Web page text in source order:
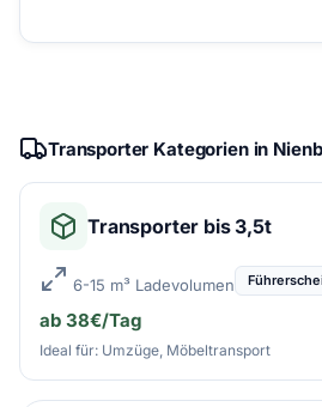
Transporter Kategorien in
Transporter bis 3,5t
6-15 m³ Ladevolumen
ab 38€/Tag
Ideal für: Umzüge, Möbeltransport